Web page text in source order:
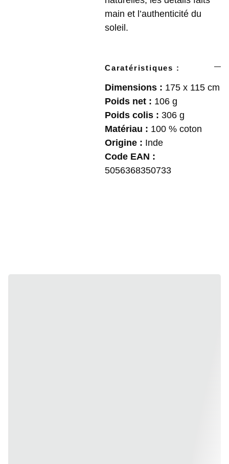
main et l’authenticité du
soleil.
Caratéristiques :
Dimensions : 175 x 115 cm
Poids net : 106 g
Poids colis : 306 g
Matériau : 100 % coton
Origine : Inde
Code EAN :
5056368350733